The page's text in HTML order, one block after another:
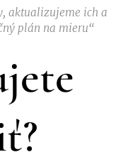
aktualizujeme ich a
plán na mieru“